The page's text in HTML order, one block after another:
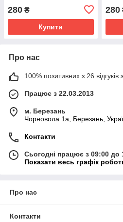
280 ₴
Купити
280
Про нас
100% позитивних з 26 відгуків
Працює з 22.03.2013
м. Березань
Чорновола 1а, Березань,
Контакти
Сьогодні працює з 09:00 до
Показати весь графік
Про нас
Контакти